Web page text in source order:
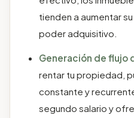
tienden a aumentar
poder adquisitivo.
Generación de flujo
rentar tu propiedad,
constante y
segundo salario y